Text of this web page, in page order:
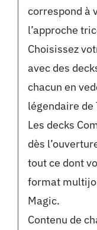
correspond à
l’approche
Choisissez
avec des
chacun en
légendaire
Les decks
dès
tout ce dont
format
Magic.
Contenu de